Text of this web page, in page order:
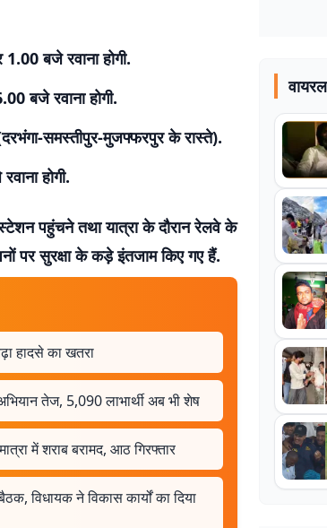
1.00 बजे रवाना होगी.
बजे रवाना होगी.
समस्तीपुर-मुजफ्फरपुर के रास्ते).
होगी.
पहुंचने तथा यात्रा के दौरान रेलवे के
पर सुरक्षा के कड़े इंतजाम किए गए हैं.
हादसे का खतरा
तेज, 5,090 लाभार्थी अब भी शेष
में शराब बरामद, आठ गिरफ्तार
विधायक ने विकास कार्यों का दिया